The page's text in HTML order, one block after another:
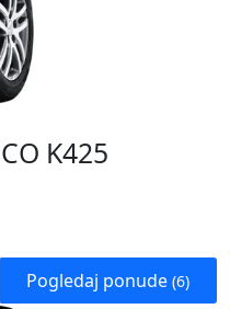
K425
Pogledaj ponude (6)